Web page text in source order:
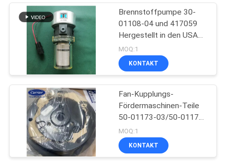
Brennstoffpumpe 30-
01108-04 und 417059
Hergestellt in den USA
Ersatz für 30-66840-00
MOQ:1
KONTAKT
Fan-Kupplungs-
Fördermaschinen-Teile
50-01173-03/50-01176-
00
MOQ:1
KONTAKT